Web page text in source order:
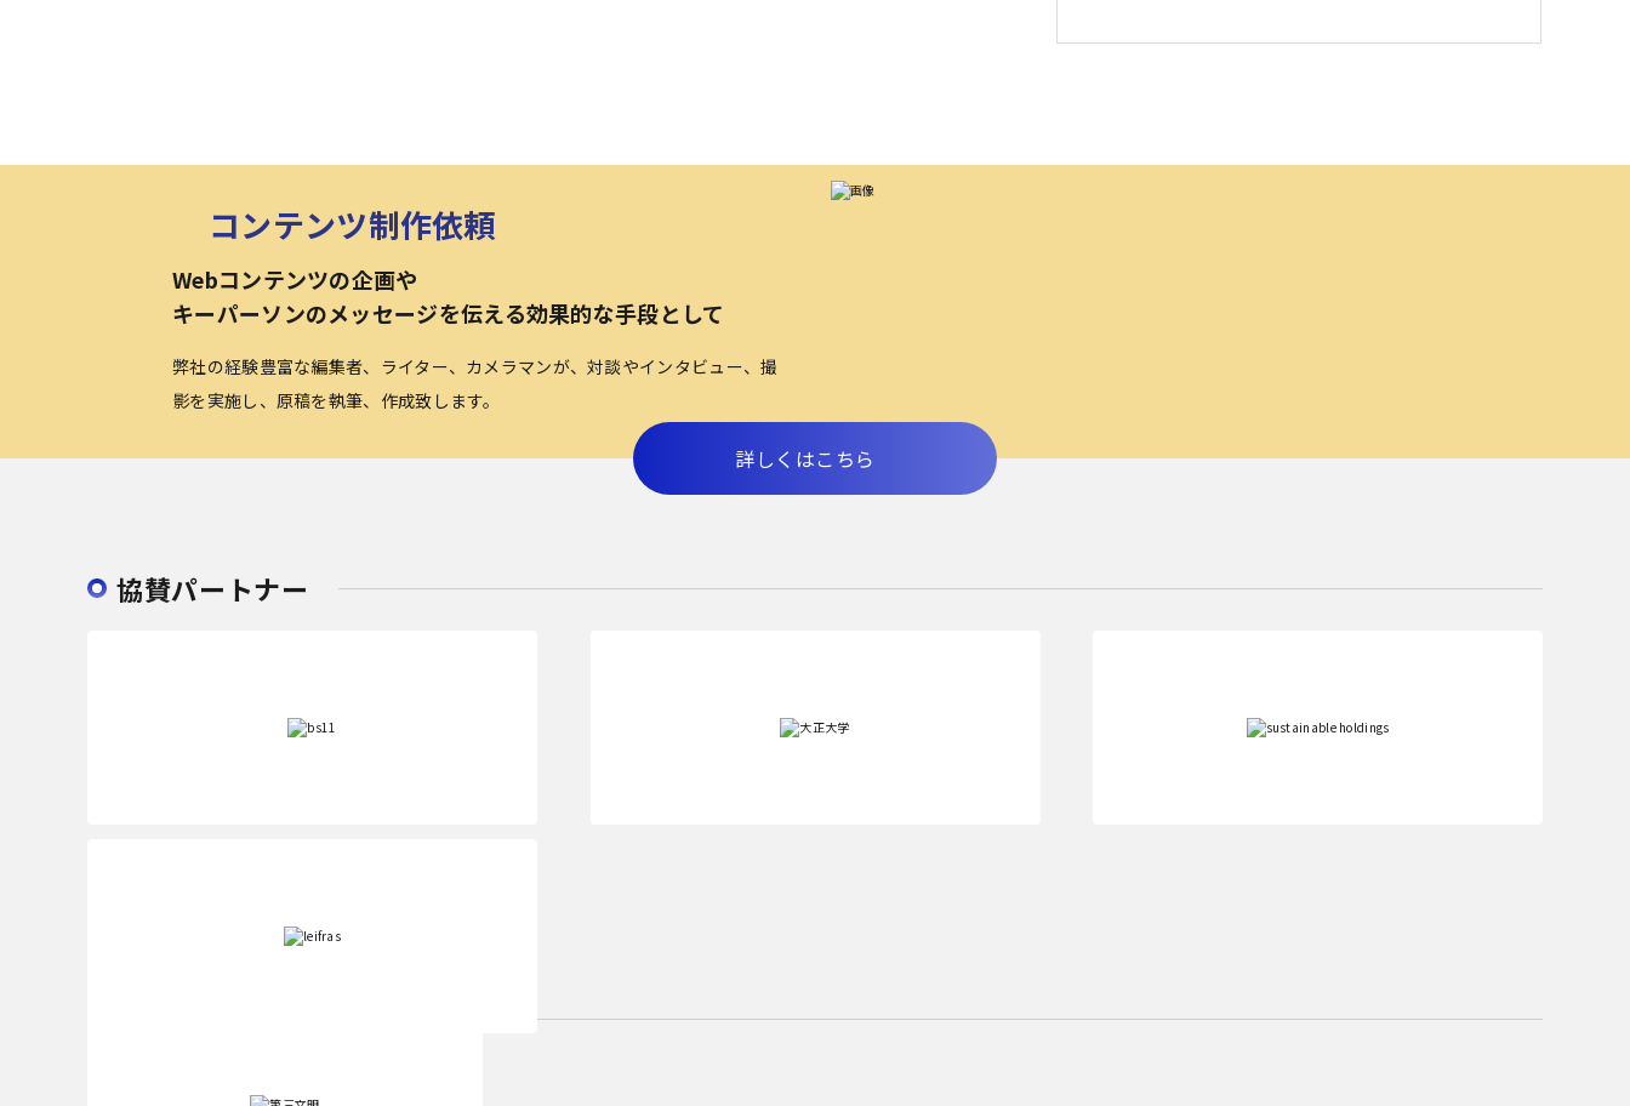
コンテンツ制作依頼
Webコンテンツの企画や
キーパーソンのメッセージを伝える効果的な手段として
弊社の経験豊富な編集者、ライター、カメラマンが、対談やインタビュー、撮
影を実施し、原稿を執筆、作成致します。
詳しくはこちら
協賛パートナー